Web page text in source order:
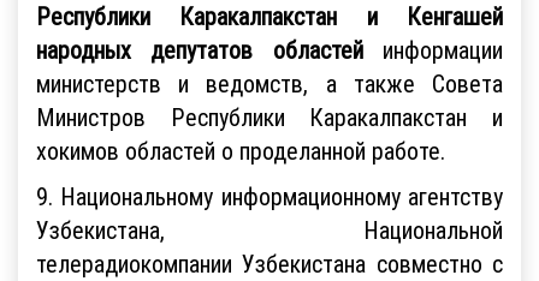
Республики Каракалпакстан и Кенгашей
народных депутатов областейинформации
министерств и ведомств, а также Совета
Министров Республики Каракалпакстан и
хокимов областей о проделанной работе.
9. Национальному информационному агентству
Узбекистана, Национальной
телерадиокомпании Узбекистана совместно с